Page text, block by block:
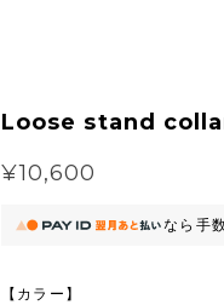
Loose stand
¥10,600
なら 手
【カラー】